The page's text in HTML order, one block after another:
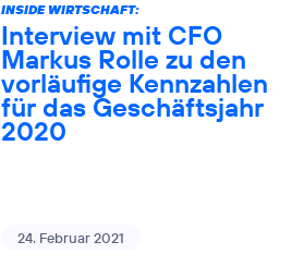
INSIDE WIRTSCHAFT:
Interview mit CFO
Markus Rolle zu den
vorläufige Kennzahlen
für das Geschäftsjahr
2020
24. Februar 2021